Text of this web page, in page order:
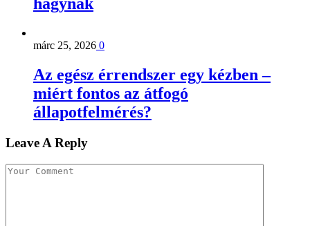
hagynak
márc 25, 2026 0
Az egész érrendszer egy kézben –
miért fontos az átfogó
állapotfelmérés?
Leave A Reply